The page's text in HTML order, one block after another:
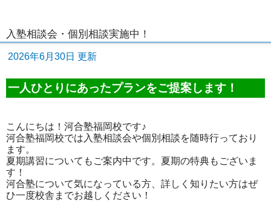
入塾相談会・個別相談実施中！
2026年6月30日 更新
一人ひとりにあったプランをご提案します！
こんにちは！河合塾福岡校です♪
河合塾福岡校では入塾相談会や個別相談を随時行っており
ます。
夏期講習についてもご案内中です。夏期の特典もございま
す！
河合塾について気になっている方、詳しく知りたい方はぜ
ひ一度校舎までお越しください！